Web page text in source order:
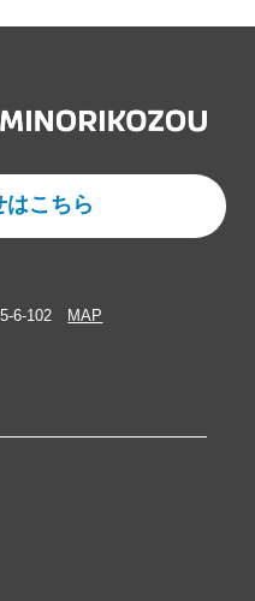
はこちら
6-102 MAP